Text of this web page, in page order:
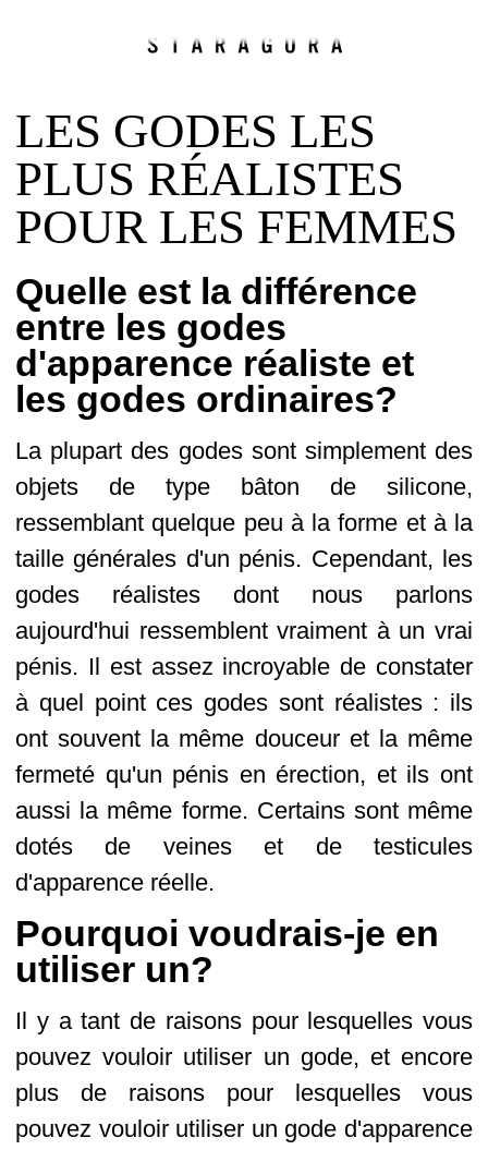
LES GODES LES
PLUS RÉALISTES
POUR LES FEMMES
Quelle est la différence
entre les godes
d'apparence réaliste et
les godes ordinaires?
La plupart des godes sont simplement des
objets de type bâton de silicone,
ressemblant quelque peu à la forme et à la
taille générales d'un pénis. Cependant, les
godes réalistes dont nous parlons
aujourd'hui ressemblent vraiment à un vrai
pénis. Il est assez incroyable de constater
à quel point ces godes sont réalistes : ils
ont souvent la même douceur et la même
fermeté qu'un pénis en érection, et ils ont
aussi la même forme. Certains sont même
dotés de veines et de testicules
d'apparence réelle.
Pourquoi voudrais-je en
utiliser un?
Il y a tant de raisons pour lesquelles vous
pouvez vouloir utiliser un gode, et encore
plus de raisons pour lesquelles vous
pouvez vouloir utiliser un gode d'apparence